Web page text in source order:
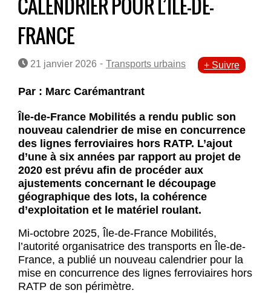
CALENDRIER POUR L’ÎLE-DE-
FRANCE
21 janvier 2026 - Transports urbains + Suivre
Par : Marc Carémantrant
Île-de-France Mobilités a rendu public son
nouveau calendrier de mise en concurrence
des lignes ferroviaires hors RATP. L’ajout
d’une à six années par rapport au projet de
2020 est prévu afin de procéder aux
ajustements concernant le découpage
géographique des lots, la cohérence
d’exploitation et le matériel roulant.
Mi-octobre 2025, Île-de-France Mobilités,
l’autorité organisatrice des transports en Île-de-
France, a publié un nouveau calendrier pour la
mise en concurrence des lignes ferroviaires hors
RATP de son périmètre.